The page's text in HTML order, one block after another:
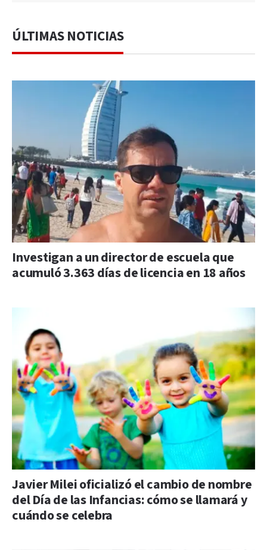
ÚLTIMAS NOTICIAS
Investigan a un director de escuela que
acumuló 3.363 días de licencia en 18 años
Javier Milei oficializó el cambio de nombre
del Día de las Infancias: cómo se llamará y
cuándo se celebra